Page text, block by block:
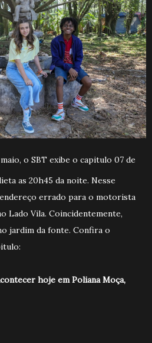
o SBT exibe o capitulo 07 de
as 20h45 da noite. Nesse
errado para o motorista
Lado Vila. Coincidentemente,
jardim da fonte. Confira o
hoje em Poliana Moça,